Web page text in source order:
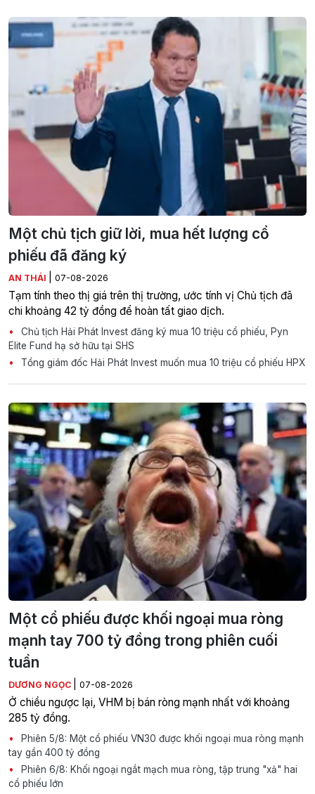
Một chủ tịch giữ lời, mua hết lượng cổ
phiếu đã đăng ký
AN THÁI 07-08-2026
Tạm tính theo thị giá trên thị trường, ước tính vị Chủ tịch đã
chi khoảng 42 tỷ đồng để hoàn tất giao dịch.
Chủ tịch Hải Phát Invest đăng ký mua 10 triệu cổ phiếu, Pyn
Elite Fund hạ sở hữu tại SHS
Tổng giám đốc Hải Phát Invest muốn mua 10 triệu cổ phiếu HPX
Một cổ phiếu được khối ngoại mua ròng
mạnh tay 700 tỷ đồng trong phiên cuối
tuần
DƯƠNG NGỌC 07-08-2026
Ở chiều ngược lại, VHM bị bán ròng mạnh nhất với khoảng
285 tỷ đồng.
Phiên 5/8: Một cổ phiếu VN30 được khối ngoại mua ròng mạnh
tay gần 400 tỷ đồng
Phiên 6/8: Khối ngoại ngắt mạch mua ròng, tập trung "xả" hai
cổ phiếu lớn